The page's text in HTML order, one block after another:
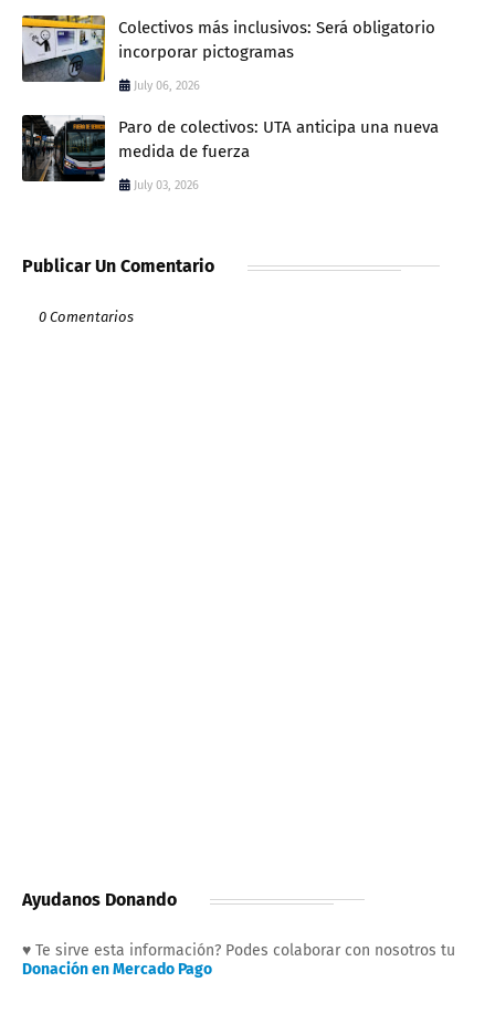
Colectivos más inclusivos: Será obligatorio
incorporar pictogramas
July 06, 2026
Paro de colectivos: UTA anticipa una nueva
medida de fuerza
July 03, 2026
Publicar Un Comentario
0 Comentarios
Ayudanos Donando
♥ Te sirve esta información? Podes colaborar con nosotros tu
Donación en Mercado Pago